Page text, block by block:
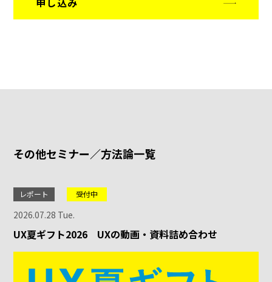
その他セミナー／方法論一覧
レポート 受付中
2026.07.28 Tue.
UX夏ギフト2026 UXの動画・資料詰め合わせ